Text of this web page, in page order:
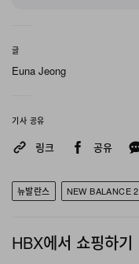
ABZORB SBS 쿠셔
흡수하도록 설계되었다.
화하며, 어드밴스드 툴
글
Euna Jeong
기사 공유
링크 공유
뉴발란스 NEW BALANCE
HBX에서 쇼핑하기